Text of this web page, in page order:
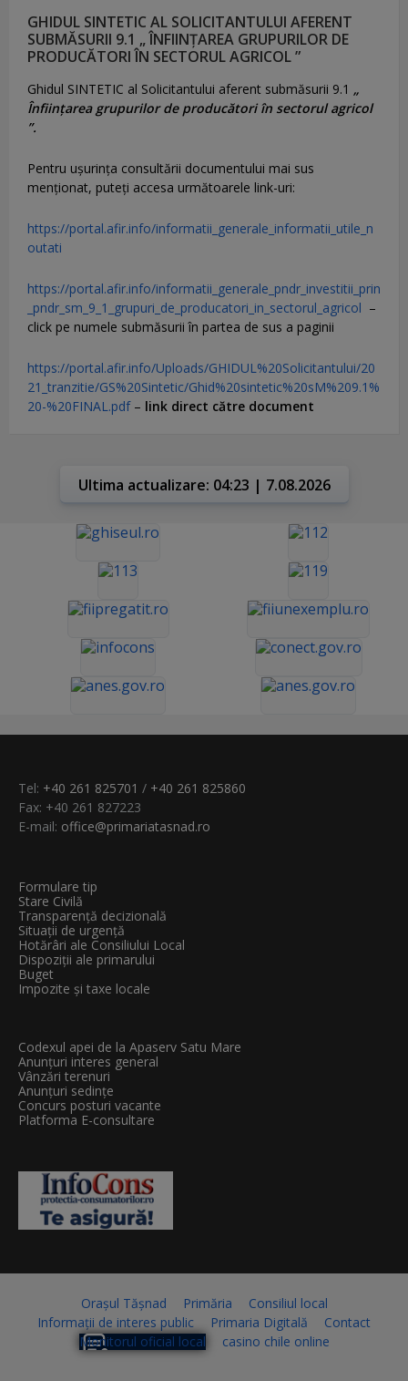
GHIDUL SINTETIC AL SOLICITANTULUI AFERENT
SUBMĂSURII 9.1 „ ÎNFIINȚAREA GRUPURILOR DE
PRODUCĂTORI ÎN SECTORUL AGRICOL ”
Ghidul SINTETIC al Solicitantului aferent submăsurii 9.1 „
Înființarea grupurilor de producători în sectorul agricol
”.
Pentru uşurinţa consultării documentului mai sus
menţionat, puteţi accesa următoarele link-uri:
https://portal.afir.info/informatii_generale_informatii_utile_n
outati
https://portal.afir.info/informatii_generale_pndr_investitii_prin
_pndr_sm_9_1_grupuri_de_producatori_in_sectorul_agricol –
click pe numele submăsurii în partea de sus a paginii
https://portal.afir.info/Uploads/GHIDUL%20Solicitantului/20
21_tranzitie/GS%20Sintetic/Ghid%20sintetic%20sM%209.1%
20-%20FINAL.pdf– link direct către document
Ultima actualizare: 04:23 | 7.08.2026
Tel: +40 261 825701 / +40 261 825860
Fax: +40 261 827223
E-mail: office@primariatasnad.ro
Formulare tip
Stare Civilă
Transparenţă decizională
Situații de urgență
Hotărâri ale Consiliului Local
Dispoziții ale primarului
Buget
Impozite și taxe locale
Codexul apei de la Apaserv Satu Mare
Anunțuri interes general
Vânzări terenuri
Anunțuri sedințe
Concurs posturi vacante
Platforma E-consultare
Orașul Tășnad Primăria
Consiliul local
Informații de interes public
Primaria Digitală
Contact
Monitorul oficial local
casino chile online